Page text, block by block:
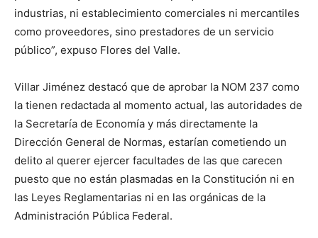
industrias, ni establecimiento comerciales ni mercantiles
como proveedores, sino prestadores de un servicio
público”, expuso Flores del Valle.
Villar Jiménez destacó que de aprobar la NOM 237 como
la tienen redactada al momento actual, las autoridades de
la Secretaría de Economía y más directamente la
Dirección General de Normas, estarían cometiendo un
delito al querer ejercer facultades de las que carecen
puesto que no están plasmadas en la Constitución ni en
las Leyes Reglamentarias ni en las orgánicas de la
Administración Pública Federal.